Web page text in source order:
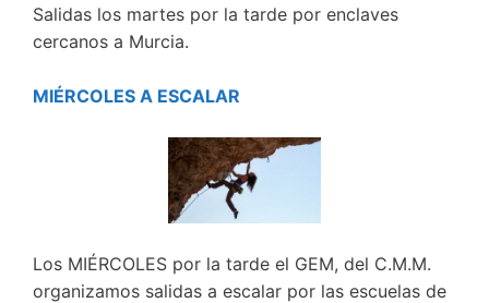
Salidas los martes por la tarde por enclaves
cercanos a Murcia.
MIÉRCOLES A ESCALAR
Los MIÉRCOLES por la tarde el GEM, del C.M.M.
organizamos salidas a escalar por las escuelas de